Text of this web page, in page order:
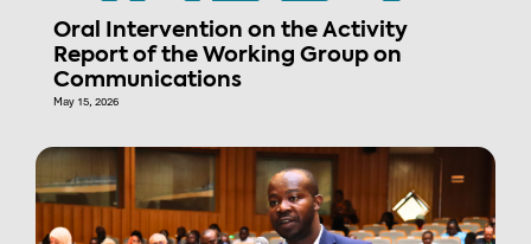
Oral Intervention on the Activity
Report of the Working Group on
Communications
May 15, 2026